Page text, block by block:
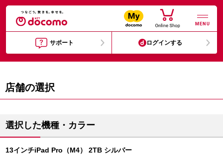
MENU
サポート ログインする
店舗の選択
選択した機種・カラー
13インチiPad Pro（M4） 2TB シルバー